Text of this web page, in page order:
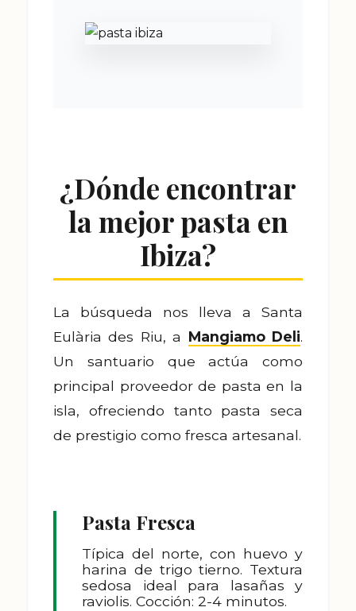
¿Dónde encontrar
la mejor pasta en
Ibiza?
La búsqueda nos lleva a Santa
Eulària des Riu, a Mangiamo Deli.
Un santuario que actúa como
principal proveedor de pasta en la
isla, ofreciendo tanto pasta seca
de prestigio como fresca artesanal.
Pasta Fresca
Típica del norte, con huevo y
harina de trigo tierno. Textura
sedosa ideal para lasañas y
raviolis. Cocción: 2-4 minutos.